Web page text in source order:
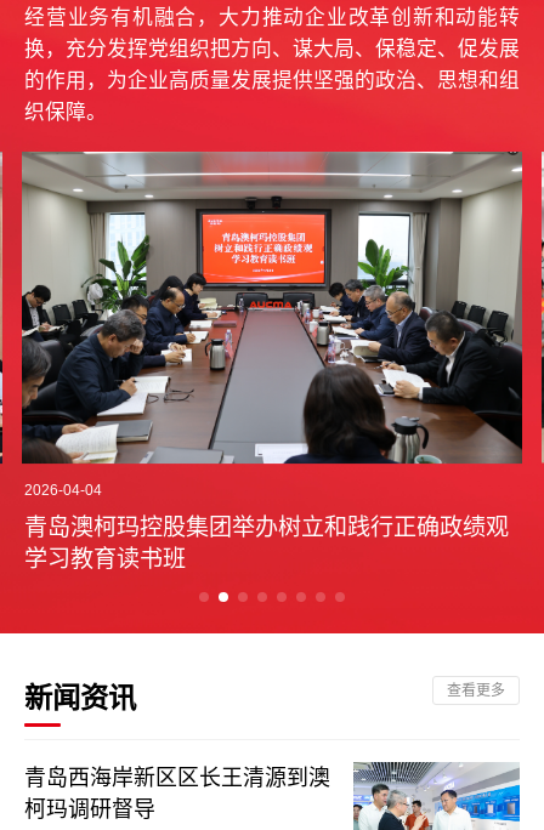
经营业务有机融合，大力推动企业改革创新和动能转
换，充分发挥党组织把方向、谋大局、保稳定、促发展
的作用，为企业高质量发展提供坚强的政治、思想和组
织保障。
2026-04-04
青岛澳柯玛控股集团举办树立和践行正确政绩观
学习教育读书班
新闻资讯 查看更多
青岛西海岸新区区长王清源到澳
柯玛调研督导